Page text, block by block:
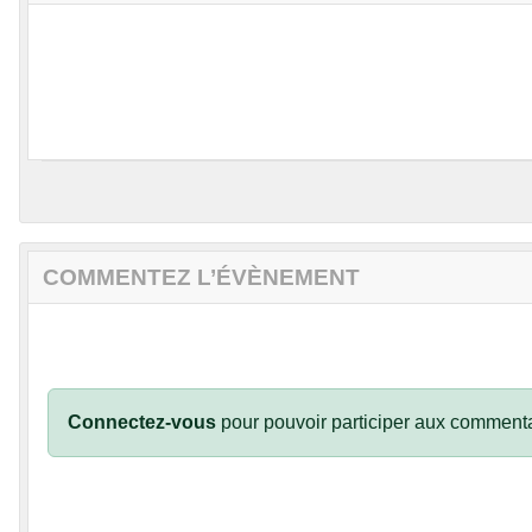
COMMENTEZ L’ÉVÈNEMENT
Connectez-vous pour pouvoir participer aux